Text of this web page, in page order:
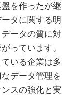
を作ったが継
タに関する明
ータの質に対
っています。
いる企業は多
データ管理を
スの強化と実